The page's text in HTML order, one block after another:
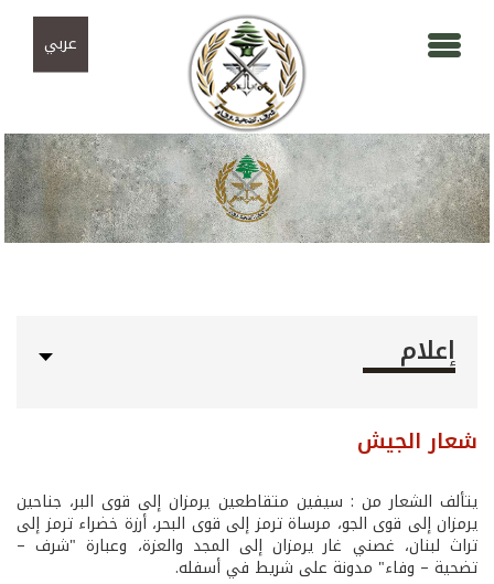
عربي
إعلام
شعار الجيش
يتألف الشعار من : سيفين متقاطعين يرمزان إلى قوى البر، جناحين
يرمزان إلى قوى الجو، مرساة ترمز إلى قوى البحر، أرزة خضراء ترمز إلى
تراث لبنان، غصني غار يرمزان إلى المجد والعزة، وعبارة "شرف –
تضحية – وفاء" مدونة على شريط في أسفله.